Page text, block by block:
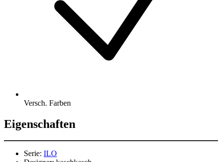
Versch. Farben
Eigenschaften
Serie: ILO